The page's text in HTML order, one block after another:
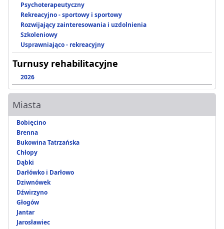
Psychoterapeutyczny
Rekreacyjno - sportowy i sportowy
Rozwijający zainteresowania i uzdolnienia
Szkoleniowy
Usprawniająco - rekreacyjny
Turnusy rehabilitacyjne
2026
Miasta
Bobięcino
Brenna
Bukowina Tatrzańska
Chłopy
Dąbki
Darłówko i Darłowo
Dziwnówek
Dźwirzyno
Głogów
Jantar
Jarosławiec